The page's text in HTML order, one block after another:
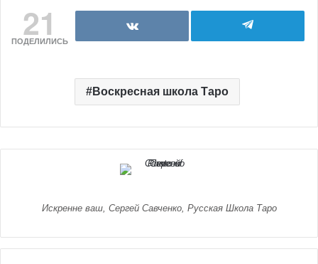
21
ПОДЕЛИЛИСЬ
Воскресная школа Таро
Искренне ваш, Сергей Савченко, Русская Школа Таро